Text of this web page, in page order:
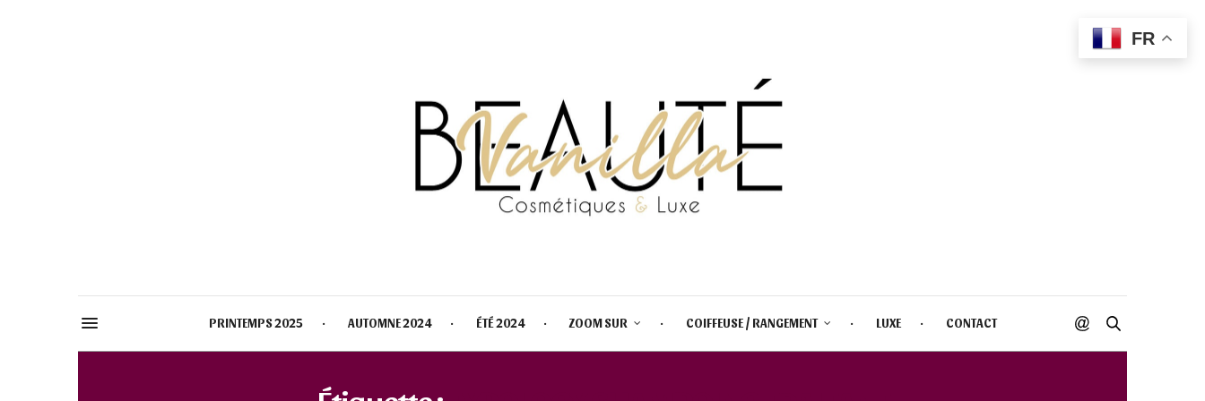
PRINTEMPS 2025 AUTOMNE 2024 ÉTÉ 2024 ZOOM SUR COIFFEUSE / RANGEMENT LUXE CONTACT
FR